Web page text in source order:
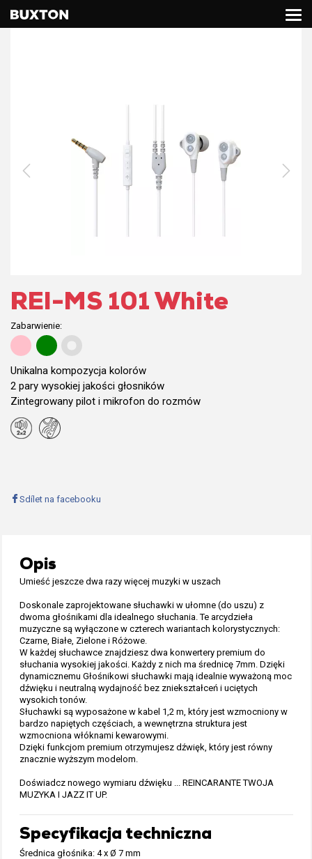
REI-MS 101 White
Zabarwienie:
Unikalna kompozycja kolorów
2 pary wysokiej jakości głosników
Zintegrowany pilot i mikrofon do rozmów
Sdílet na facebooku
Opis
Umieść jeszcze dwa razy więcej muzyki w uszach
Doskonale zaprojektowane słuchawki w ułomne (do uszu) z
dwoma głośnikami dla idealnego słuchania. Te arcydzieła
muzyczne są wyłączone w czterech wariantach kolorystycznych:
Czarne, Białe, Zielone i Różowe.
W każdej słuchawce znajdziesz dwa konwertery premium do
słuchania wysokiej jakości. Każdy z nich ma średnicę 7mm. Dzięki
dynamicznemu Głośnikowi słuchawki mają idealnie wyważoną moc
dźwięku i neutralną wydajność bez zniekształceń i uciętych
wysokich tonów.
Słuchawki są wyposażone w kabel 1,2 m, który jest wzmocniony w
bardzo napiętych częściach, a wewnętrzna struktura jest
wzmocniona włóknami kewarowymi.
Dzięki funkcjom premium otrzymujesz dźwięk, który jest równy
znacznie wyższym modelom.
Doświadcz nowego wymiaru dźwięku ... REINCARANTE TWOJA
MUZYKA I JAZZ IT UP.
Specyfikacja techniczna
Średnica głośnika: 4 x Ø 7 mm